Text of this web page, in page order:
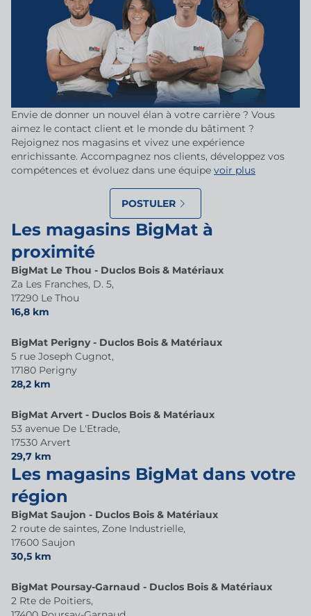
Envie de donner un nouvel élan à votre carrière ? Vous
aimez le contact client et le monde du bâtiment ?
Rejoignez nos magasins et vivez une expérience
enrichissante. Accompagnez nos clients, développez vos
compétences et évoluez dans une équipe voir plus
POSTULER
Les magasins BigMat à
proximité
BigMat Le Thou - Duclos Bois & Matériaux
Za Les Franches, D. 5,
17290 Le Thou
16,8 km
BigMat Perigny - Duclos Bois & Matériaux
5 rue Joseph Cugnot,
17180 Perigny
28,2 km
BigMat Arvert - Duclos Bois & Matériaux
53 avenue De L'Etrade,
17530 Arvert
29,7 km
Les magasins BigMat dans votre
région
BigMat Saujon - Duclos Bois & Matériaux
2 route de saintes, Zone Industrielle,
17600 Saujon
30,5 km
BigMat Poursay-Garnaud - Duclos Bois & Matériaux
2 Rte de Poitiers,